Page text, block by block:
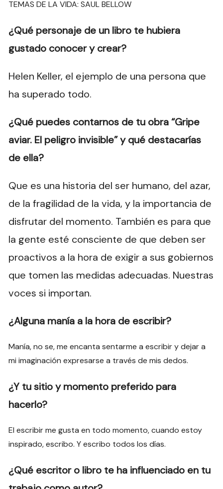
TEMAS DE LA VIDA: SAUL BELLOW
¿Qué personaje de un libro te hubiera
gustado conocer y crear?
Helen Keller, el ejemplo de una persona que
ha superado todo.
¿Qué puedes contarnos de tu obra “Gripe
aviar. El peligro invisible” y qué destacarías
de ella?
Que es una historia del ser humano, del azar,
de la fragilidad de la vida, y la importancia de
disfrutar del momento. También es para que
la gente esté consciente de que deben ser
proactivos a la hora de exigir a sus gobiernos
que tomen las medidas adecuadas. Nuestras
voces si importan.
¿Alguna manía a la hora de escribir?
Manía, no se, me encanta sentarme a escribir y dejar a
mi imaginación expresarse a través de mis dedos.
¿Y tu sitio y momento preferido para
hacerlo?
El escribir me gusta en todo momento, cuando estoy
inspirado, escribo. Y escribo todos los días.
¿Qué escritor o libro te ha influenciado en tu